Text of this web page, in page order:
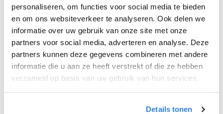
personaliseren, om functies voor social media te bieden
en om ons websiteverkeer te analyseren. Ook delen we
informatie over uw gebruik van onze site met onze
partners voor social media, adverteren en analyse. Deze
partners kunnen deze gegevens combineren met andere
informatie die u aan ze heeft verstrekt of die ze hebben
verzameld op basis van uw gebruik van hun services.
Details tonen
Culemborg.
We hopen dat je snel aan de slag kunt en wensen
je veel succes! 🚴‍♂️💨